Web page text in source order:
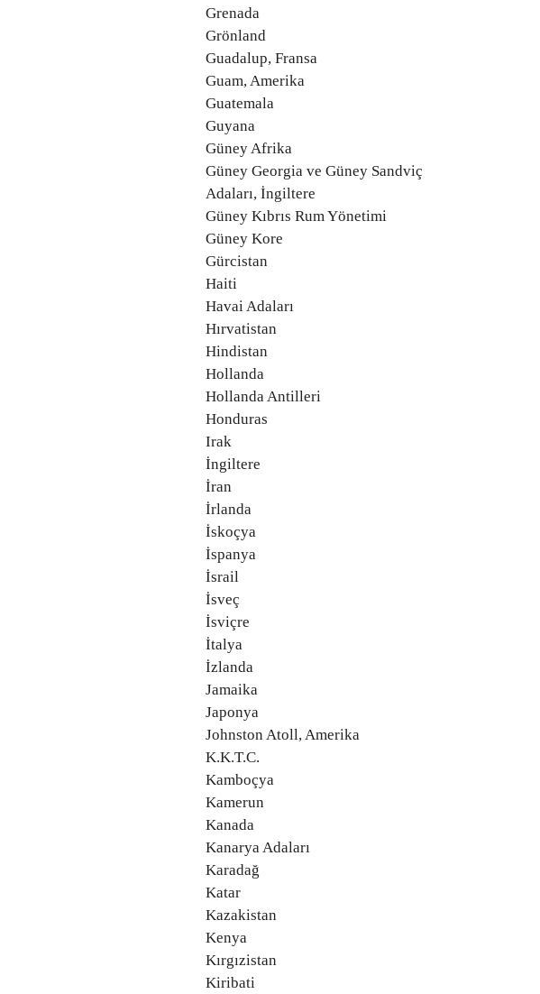
Grenada
Grönland
Guadalup, Fransa
Guam, Amerika
Guatemala
Guyana
Güney Afrika
Güney Georgia ve Güney Sandviç
Adaları, İngiltere
Güney Kıbrıs Rum Yönetimi
Güney Kore
Gürcistan
Haiti
Havai Adaları
Hırvatistan
Hindistan
Hollanda
Hollanda Antilleri
Honduras
Irak
İngiltere
İran
İrlanda
İskoçya
İspanya
İsrail
İsveç
İsviçre
İtalya
İzlanda
Jamaika
Japonya
Johnston Atoll, Amerika
K.K.T.C.
Kamboçya
Kamerun
Kanada
Kanarya Adaları
Karadağ
Katar
Kazakistan
Kenya
Kırgızistan
Kiribati